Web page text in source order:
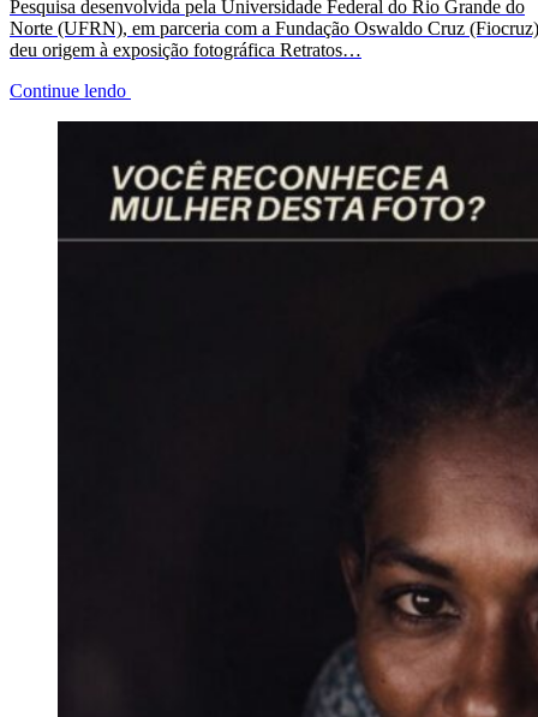
Pesquisa desenvolvida pela Universidade Federal do Rio Grande do
Norte (UFRN), em parceria com a Fundação Oswaldo Cruz
deu origem à exposição fotográfica Retratos…
Continue lendo